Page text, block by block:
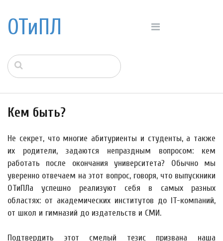
ОТиПЛ
Кем быть?
Не секрет, что многие абитуриенты и студенты, а также
их родители, задаются непраздным вопросом: кем
работать после окончания университета? Обычно мы
уверенно отвечаем на этот вопрос, говоря, что выпускники
ОТиПЛа успешно реализуют себя в самых разных
областях: от академических институтов до IT-компаний,
от школ и гимназий до издательств и СМИ.
Подтвердить этот смелый тезис призвана наша